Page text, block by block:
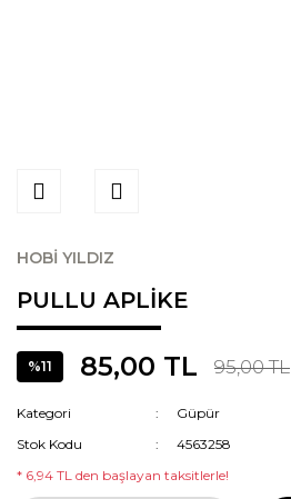
HOBİ YILDIZ
PULLU APLİKE
%11 85,00 TL 95,00 TL
Kategori
Güpür
Stok Kodu
4563258
* 6,94 TL den başlayan taksitlerle!